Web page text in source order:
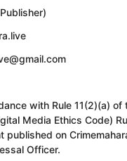
Publisher)
with Rule
Media Ethics Code)
published on
Officer.